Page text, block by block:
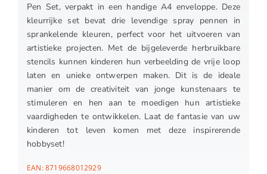
Pen Set, verpakt in een handige A4 enveloppe. Deze
kleurrijke set bevat drie levendige spray pennen in
sprankelende kleuren, perfect voor het uitvoeren van
artistieke projecten. Met de bijgeleverde herbruikbare
stencils kunnen kinderen hun verbeelding de vrije loop
laten en unieke ontwerpen maken. Dit is de ideale
manier om de creativiteit van jonge kunstenaars te
stimuleren en hen aan te moedigen hun artistieke
vaardigheden te ontwikkelen. Laat de fantasie van uw
kinderen tot leven komen met deze inspirerende
hobbyset!
EAN:8719668012929